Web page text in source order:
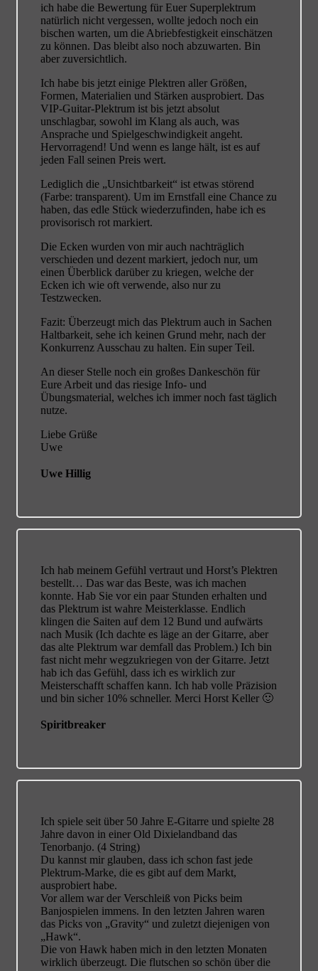
ich habe die Bewertung für Euer Superplektrum
natürlich nicht vergessen, wollte jedoch noch ein
bischen warten, um die Abriebfestigkeit einschätzen
zu können. Das bleibt also noch abzuwarten. Bin
aber zuversichtlich.
Ich habe bis jetzt einige Plektren aller Größen,
Formen, Materialien und Stärken ausprobiert. Das
VIP-Guitar-Plektrum ist bis jetzt absolut
unschlagbar, sowohl im Klang als auch, was
Ansprache und Spielgeschwindigkeit angeht.
Hervorragend! Und wenn es lange hält, ist es auf
jeden Fall seinen Preis wert.
Lediglich die „Unsichtbarkeit“ ist etwas störend
(Farbe: transparent). Um im Ernstfall eine Chance zu
haben, das edle Stück wiederzufinden, habe ich es
provisorisch rot markiert.
Die Ecken wurden von mir auch nachträglich
verschieden und dezent markiert, jedoch nur, um
einen Überblick darüber zu kriegen, welche der
Ecken ich wie oft verwende, also nur zu
Testzwecken.
Fazit: Überzeugt mich das Plektrum auch in Sachen
Haltbarkeit, sehe ich keinen Grund mehr, nach der
Konkurrenz Ausschau zu halten. Ein super Teil.
An dieser Stelle noch ein großes Dankeschön für
Eure Arbeit und das riesige Info- und
Übungsmaterial, welches ich immer noch fast täglich
nutze.
Liebe Grüße
Uwe
Uwe Hillig
Ich hab meinem Gefühl vertraut und Horst’s Plektren
bestellt… Das war das Beste, was ich machen
konnte. Hab Sie vor ein paar Stunden erhalten und
das Plektrum ist wahre Meisterklasse. Endlich
klingen die Saiten auf dem 12 Bund und aufwärts
nach Musik (Ich dachte es läge an der Gitarre, aber
das alte Plektrum war demfall das Problem.) Ich bin
fast nicht mehr wegzukriegen von der Gitarre. Jetzt
hab ich das Gefühl, dass ich es wirklich zur
Meisterschafft schaffen kann. Ich hab volle Präzision
und bin sicher 10% schneller. Merci Horst Keller 🙂
Spiritbreaker
Ich spiele seit über 50 Jahre E-Gitarre und spielte 28
Jahre davon in einer Old Dixielandband das
Tenorbanjo. (4 String)
Du kannst mir glauben, dass ich schon fast jede
Plektrum-Marke, die es gibt auf dem Markt,
ausprobiert habe.
Vor allem war der Verschleiß von Picks beim
Banjospielen immens. In den letzten Jahren waren
das Picks von „Gravity“ und zuletzt diejenigen von
„Hawk“.
Die von Hawk haben mich in den letzten Monaten
wirklich überzeugt. Die flutschen so schön über die